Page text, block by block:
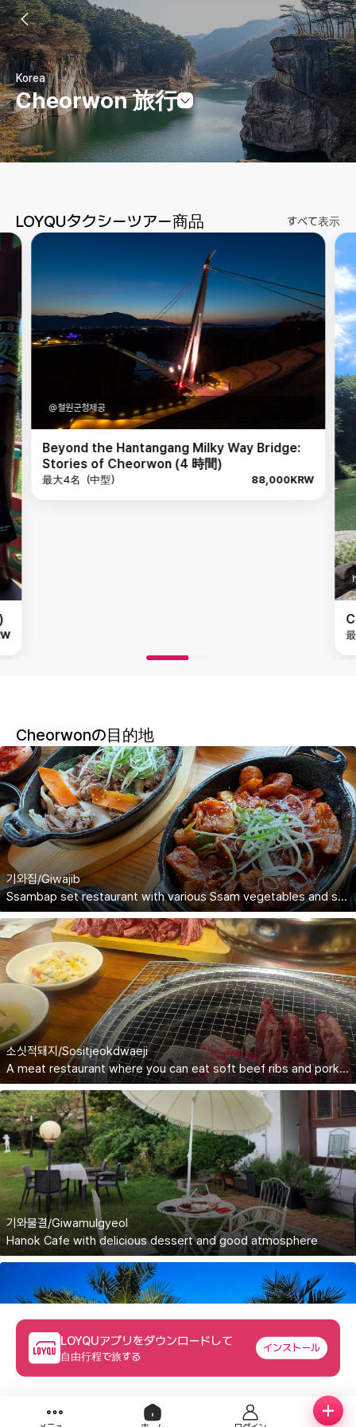
Korea
Cheorwon 旅行
LOYQUタクシーツアー商品 すべて表示
Bridge:
88,000KRW
Cheorwon Scenic Views & Nature (5 時間)
Cheorwonの目的地
기와집/Giwajib
Ssambap set restaurant with various Ssam vegetables and stone pot rice
소싯적돼지/Sositjeokdwaeji
A meat restaurant where you can eat soft beef ribs and pork ribs
기와물결/Giwamulgyeol
Hanok Cafe with delicious dessert and good atmosphere
A pension located in Dongsong-eup, Cheorwon-gun
LOYQUアプリをダウンロードして
自由行程で旅する
インストール